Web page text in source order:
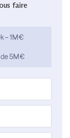
faire
– 1M€
de 5M€